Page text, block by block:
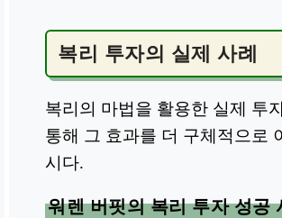
복리 투자의 실제 사례
복리의 마법을 활용한 실제 투
통해 그 효과를 더 구체적으로
시다.
워렌 버핏의 복리 투자 성공